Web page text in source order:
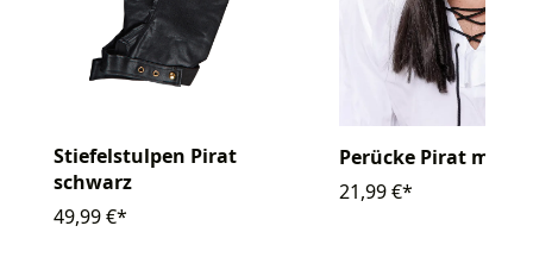
Stiefelstulpen Pirat
schwarz
49,99 €*
Perücke Pirat mit
21,99 €*